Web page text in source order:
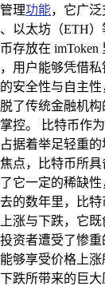
理功能，它广泛
以太坊（ETH
存放在 imToken
用户能够凭借
安全性与自主
了传统金融机
控。 比特币作
据着举足轻重
点，比特币所
它一定的稀缺
的数年里，比
涨与下跌，它
资者遭受了惨
够享受价格上
跌所带来的巨